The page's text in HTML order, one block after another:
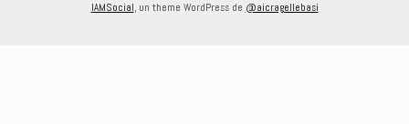
IAMSocial, un theme WordPress de @aicragellebasi